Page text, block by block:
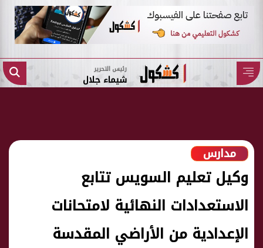
رئيس التحرير
شيماء جلال
مدارس
وكيل تعليم السويس تتابع
الاستعدادات النهائية لامتحانات
الإعدادية من الأراضي المقدسة